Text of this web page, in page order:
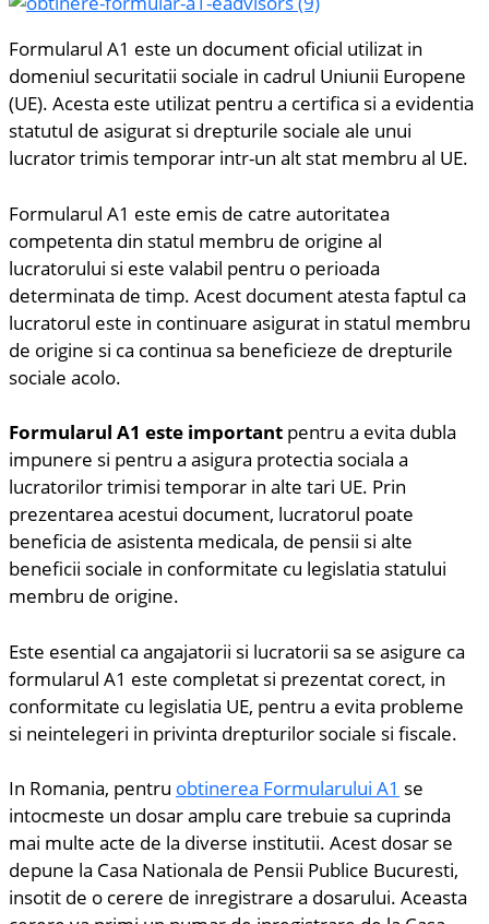
Formularul A1 este un document oficial utilizat in
domeniul securitatii sociale in cadrul Uniunii Europene
(UE). Acesta este utilizat pentru a certifica si a evidentia
statutul de asigurat si drepturile sociale ale unui
lucrator trimis temporar intr-un alt stat membru al UE.
Formularul A1 este emis de catre autoritatea
competenta din statul membru de origine al
lucratorului si este valabil pentru o perioada
determinata de timp. Acest document atesta faptul ca
lucratorul este in continuare asigurat in statul membru
de origine si ca continua sa beneficieze de drepturile
sociale acolo.
Formularul A1 este important pentru a evita dubla
impunere si pentru a asigura protectia sociala a
lucratorilor trimisi temporar in alte tari UE. Prin
prezentarea acestui document, lucratorul poate
beneficia de asistenta medicala, de pensii si alte
beneficii sociale in conformitate cu legislatia statului
membru de origine.
Este esential ca angajatorii si lucratorii sa se asigure ca
formularul A1 este completat si prezentat corect, in
conformitate cu legislatia UE, pentru a evita probleme
si neintelegeri in privinta drepturilor sociale si fiscale.
In Romania, pentru obtinerea Formularului A1 se
intocmeste un dosar amplu care trebuie sa cuprinda
mai multe acte de la diverse institutii. Acest dosar se
depune la Casa Nationala de Pensii Publice Bucuresti,
insotit de o cerere de inregistrare a dosarului. Aceasta